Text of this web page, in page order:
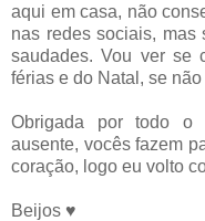
aqui em casa, não
nas redes sociais, mas
saudades. Vou ver se
férias e do Natal, se
Obrigada por todo o
ausente, vocês fazem
coração, logo eu volto
Beijos ♥